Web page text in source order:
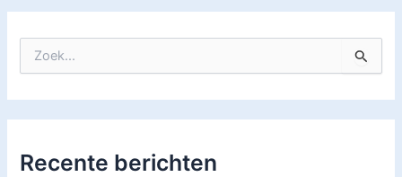
o
a
Recente berichten